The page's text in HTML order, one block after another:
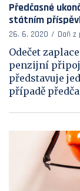
Předčasné
státním
26. 6. 2020 Daň z
Odečet
penzijní
představuje
případě